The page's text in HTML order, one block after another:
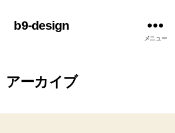
b9-design
メニュー
アーカイブ